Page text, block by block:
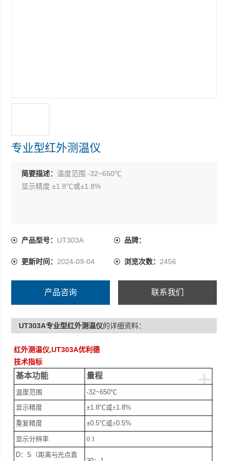
专业型红外测温仪
简要描述：温度范围 -32~650℃
显示精度 ±1.8℃或±1.8%
产品型号： UT303A 品牌：
更新时间： 2024-09-04 浏览次数： 2456
产品咨询 联系我们
UT303A专业型红外测温仪的详细资料：
红外测温仪,UT303A优利德
技术指标
+
基本功能 量程
温度范围 -32~650℃
显示精度 ±1.8℃或±1.8%
重复精度 ±0.5℃或±0.5%
显示分辨率 0.1
D：S （距离与光点直